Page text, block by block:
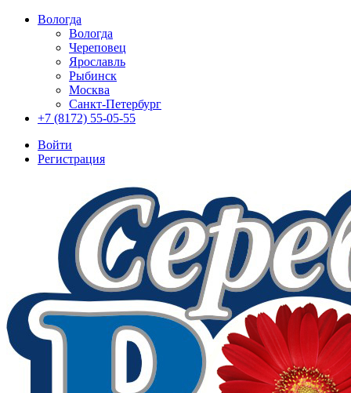
Вологда
Вологда
Череповец
Ярославль
Рыбинск
Москва
Санкт-Петербург
+7 (8172) 55-05-55
Войти
Регистрация